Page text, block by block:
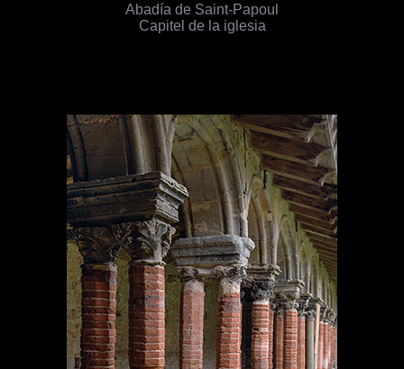
Abadía de Saint-Papoul
Capitel de la iglesia